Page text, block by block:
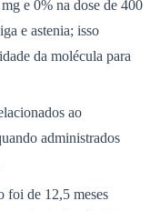
e 0% na dose de 400
e astenia; isso
da molécula para
ao
administrados
foi de 12,5 meses